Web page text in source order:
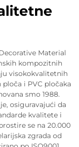
Material
kompozitnih
visokokvalitetnih
i PVC pločaka
smo 1988.
osiguravajući da
kvalitete i
se na 20.000
zgrada od